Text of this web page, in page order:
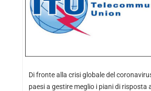
Di fronte alla crisi globale del
paesi a gestire meglio i piani di risposta